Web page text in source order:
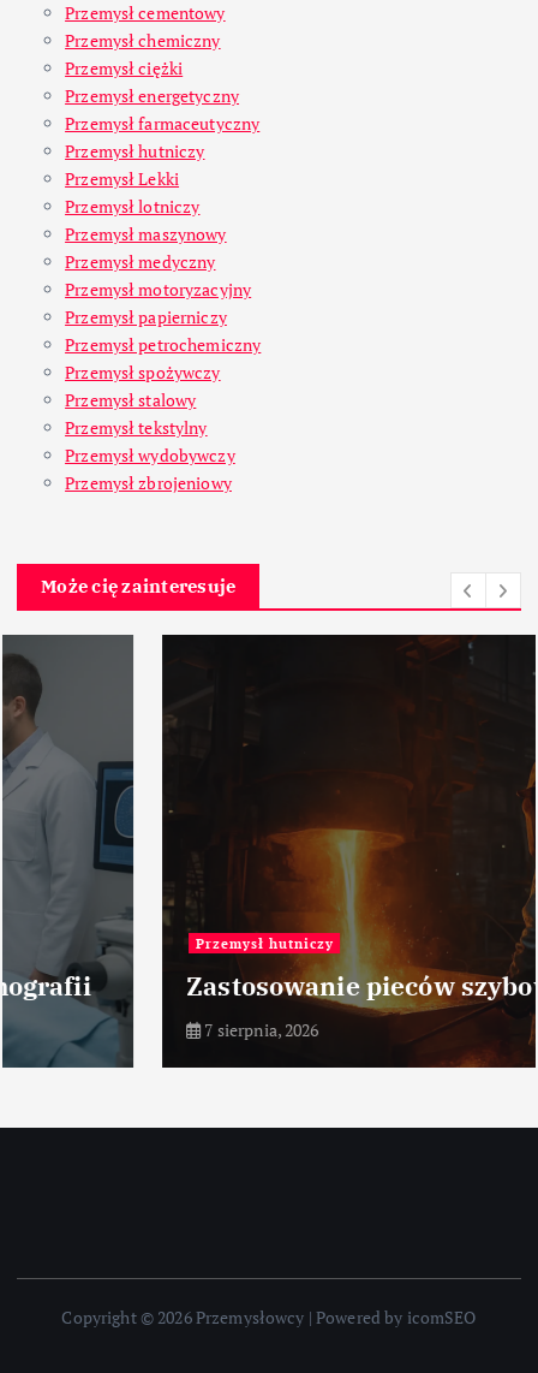
Przemysł cementowy
Przemysł chemiczny
Przemysł ciężki
Przemysł energetyczny
Przemysł farmaceutyczny
Przemysł hutniczy
Przemysł Lekki
Przemysł lotniczy
Przemysł maszynowy
Przemysł medyczny
Przemysł motoryzacyjny
Przemysł papierniczy
Przemysł petrochemiczny
Przemysł spożywczy
Przemysł stalowy
Przemysł tekstylny
Przemysł wydobywczy
Przemysł zbrojeniowy
Może cię zainteresuje
Przemysł hutniczy
Zastosowanie pieców szybowych
7 sierpnia, 2026
Copyright © 2026 Przemysłowcy | Powered by icomSEO